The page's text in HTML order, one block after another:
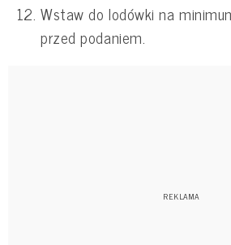
Wstaw do lodówki na
przed podaniem.